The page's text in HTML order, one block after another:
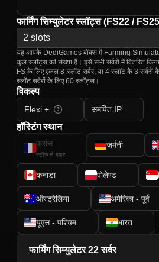
फार्मिंग सिम्युलेटर स्लॉट्स (FS22 /
2 slots
यह आपके DediGames बॉक्स में Farming
कुल स्लॉट्स की संख्या है। इसे सभी सर्वरों में वितरित
FS के लिए एकल 8-स्लॉट सर्वर, या 4 स्लॉट के 3 सर्वरों
स्लॉट सर्वरों के लिए 60 स्लॉट्स।
विकल्प
Flexi + समर्पित IP
हॉस्टिंग स्थान
फ्रांस
स्टॉक से बाहर
जर्मनी
कनाडा पोलेण्ड
ऑस्ट्रेलिया अमेरिका - पूर्व
यूएस - पश्चिम भारत
फार्मिंग सिम्युलेटर 22 सर्वर